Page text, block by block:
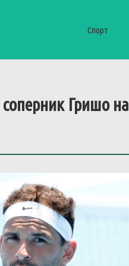
Спорт
соперник Гришо на